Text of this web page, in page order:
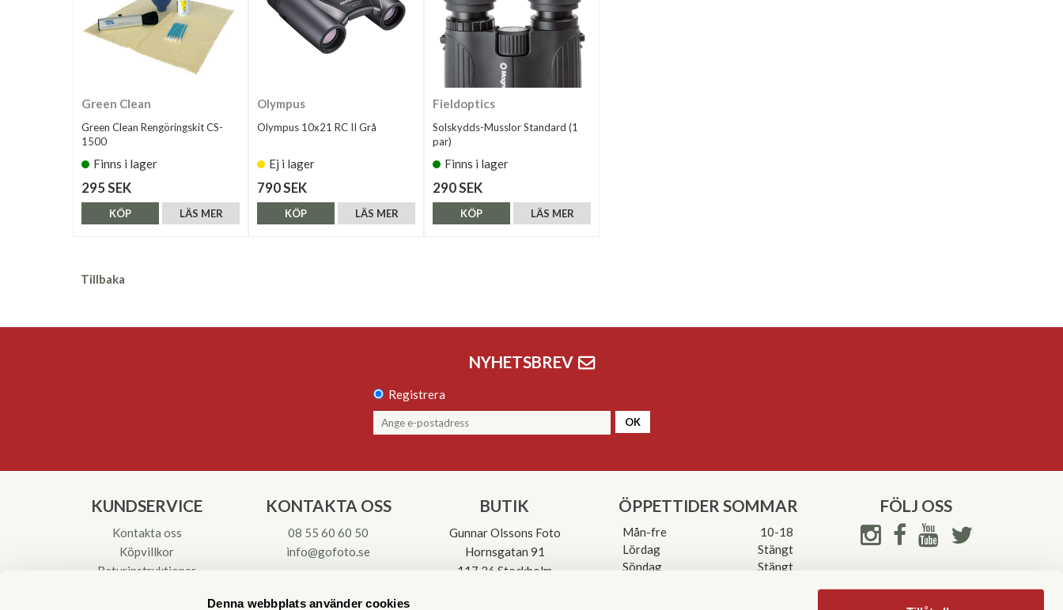
Denna webbplats använder cookies
Green Clean
Green Clean Rengöringskit CS-
1500
Finns i lager
295 SEK
LÄS MER
KÖP
Olympus
Olympus 10x21 RC II Grå
Ej i lager
790 SEK
LÄS MER
KÖP
Fieldoptics
Solskydds-Musslor Standard (1
par)
Finns i lager
290 SEK
LÄS MER
KÖP
Tillbaka
NYHETSBREV
Registrera
OK
KUNDSERVICE
Kontakta oss
Köpvillkor
Returinstruktioner
KONTAKTA OSS
08 55 60 60 50
info@gofoto.se
BUTIK
Gunnar Olssons Foto
Hornsgatan 91
117 26 Stockholm
ÖPPETTIDER SOMMAR
Mån-fre
10-18
Lördag
Stängt
Söndag
Stängt
FÖLJ OSS